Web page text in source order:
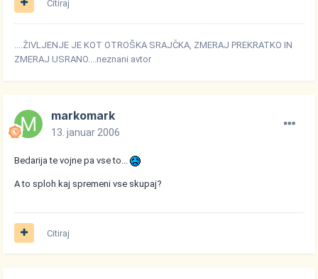
Citiraj
....ŽIVLJENJE JE KOT OTROŠKA SRAJČKA, ZMERAJ PREKRATKO IN
ZMERAJ USRANO....neznani avtor
markomark
13. januar 2006
Bedarija te vojne pa vse to...
A to sploh kaj spremeni vse skupaj?
Citiraj